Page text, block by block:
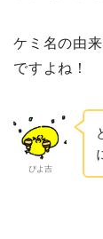
ケミ名の由
ですよね！
ぴよ吉